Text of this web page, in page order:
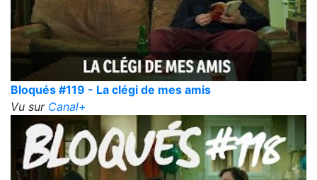
Bloqués #119 - La clégi de mes amis
Vu sur Canal+